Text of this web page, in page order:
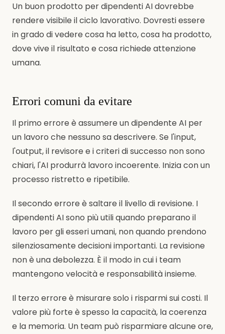
Un buon prodotto per dipendenti AI dovrebbe
rendere visibile il ciclo lavorativo. Dovresti essere
in grado di vedere cosa ha letto, cosa ha prodotto,
dove vive il risultato e cosa richiede attenzione
umana.
Errori comuni da evitare
Il primo errore è assumere un dipendente AI per
un lavoro che nessuno sa descrivere. Se l'input,
l'output, il revisore e i criteri di successo non sono
chiari, l'AI produrrà lavoro incoerente. Inizia con un
processo ristretto e ripetibile.
Il secondo errore è saltare il livello di revisione. I
dipendenti AI sono più utili quando preparano il
lavoro per gli esseri umani, non quando prendono
silenziosamente decisioni importanti. La revisione
non è una debolezza. È il modo in cui i team
mantengono velocità e responsabilità insieme.
Il terzo errore è misurare solo i risparmi sui costi. Il
valore più forte è spesso la capacità, la coerenza
e la memoria. Un team può risparmiare alcune ore,